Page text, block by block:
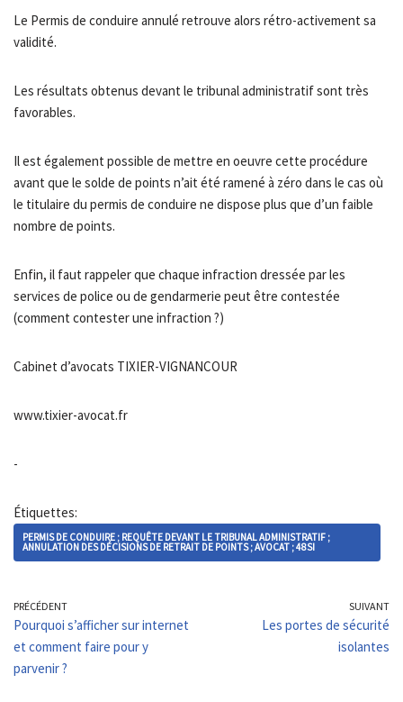
Le Permis de conduire annulé retrouve alors rétro-activement sa
validité.
Les résultats obtenus devant le tribunal administratif sont très
favorables.
Il est également possible de mettre en oeuvre cette procédure
avant que le solde de points n’ait été ramené à zéro dans le cas où
le titulaire du permis de conduire ne dispose plus que d’un faible
nombre de points.
Enfin, il faut rappeler que chaque infraction dressée par les
services de police ou de gendarmerie peut être contestée
(comment contester une infraction ?)
Cabinet d’avocats TIXIER-VIGNANCOUR
www.tixier-avocat.fr
-
Étiquettes:
PERMIS DE CONDUIRE ; REQUÊTE DEVANT LE TRIBUNAL ADMINISTRATIF ;
ANNULATION DES DÉCISIONS DE RETRAIT DE POINTS ; AVOCAT ; 48SI
PRÉCÉDENT
Pourquoi s’afficher sur internet
et comment faire pour y
parvenir ?
SUIVANT
Les portes de sécurité
isolantes